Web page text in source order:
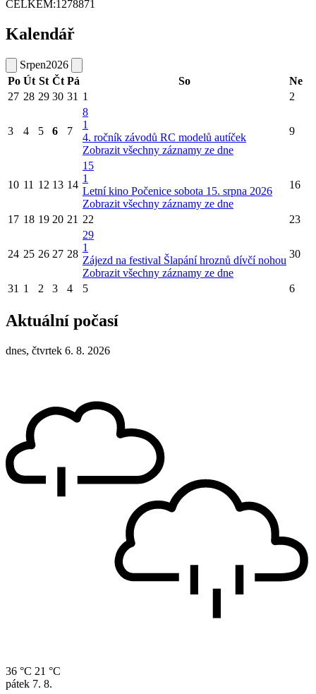
CELKEM:1278871
Kalendář
Srpen2026
Po Út St Čt Pá So
Ne
27 28 29 30 31 1 2
3 4 5 6 7
8
1
4. ročník závodů RC modelů autíček
Zobrazit všechny záznamy ze dne
9
10 11 12 13 14
15
1
Letní kino Počenice sobota 15. srpna 2026
Zobrazit všechny záznamy ze dne
16
17 18 19 20 21 22 23
24 25 26 27 28
29
1
Zájezd na festival Šlapání hroznů dívčí nohou
Zobrazit všechny záznamy ze dne
30
31 1 2 3 4 5 6
Aktuální počasí
dnes, čtvrtek 6. 8. 2026
36 °C 21 °C
pátek 7. 8.